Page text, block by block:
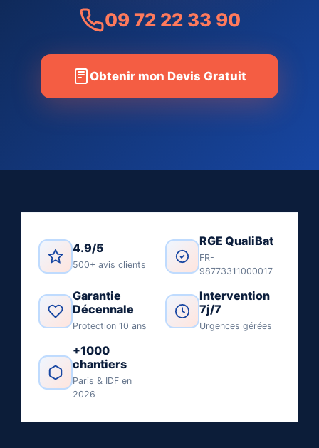
09 72 22 33 90
Obtenir mon Devis Gratuit
4.9/5
500+ avis clients
RGE QualiBat
FR-
98773311000017
Garantie
Décennale
Protection 10 ans
Intervention
7j/7
Urgences gérées
+1000
chantiers
Paris & IDF en
2026